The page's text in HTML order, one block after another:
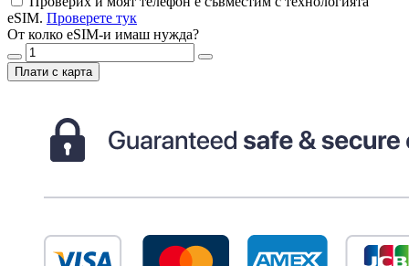
eSIM. Проверете тук
От колко eSIM-и имаш нужда?
Плати с карта